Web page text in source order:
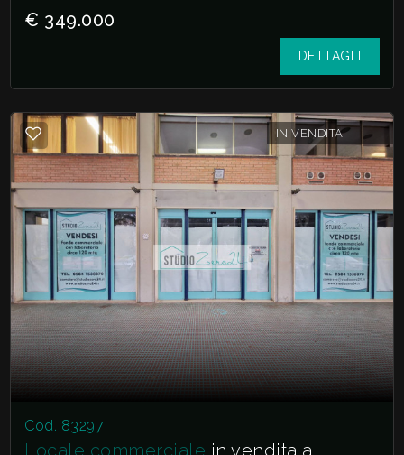
€ 349.000
DETTAGLI
IN VENDITA
Cod. 83297
Locale commerciale in vendita a